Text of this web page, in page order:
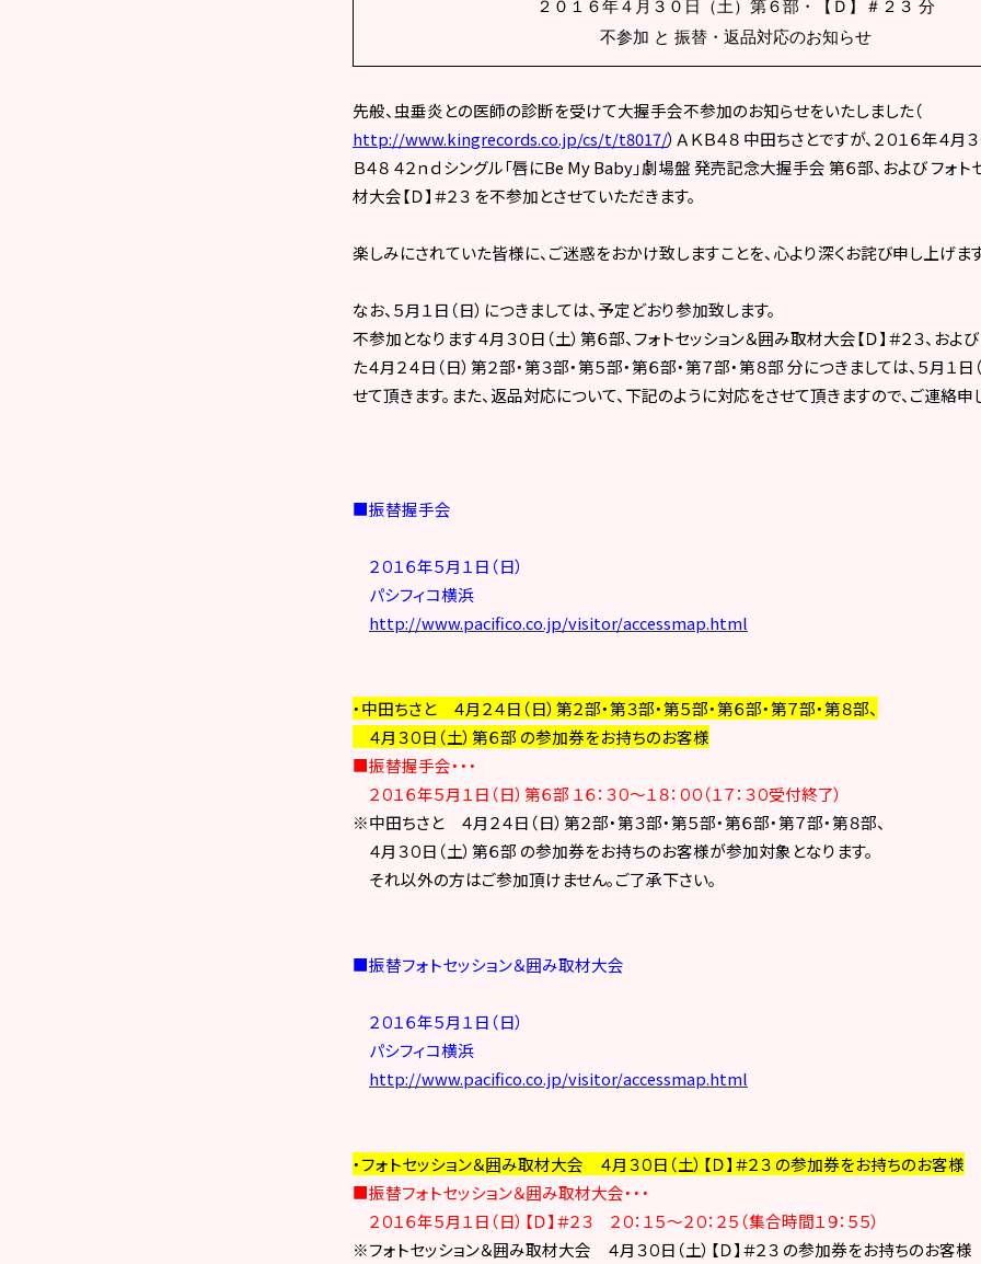
２０１６年４月３０日（土）第６部・【Ｄ】＃２３ 分
不参加 と 振替・返品対応のお知らせ
先般、虫垂炎との医師の診断を受けて大握手会不参加のお知らせをいたしました（
http://www.kingrecords.co.jp/cs/t/t8017/）ＡＫＢ４８ 中田ちさとですが、２０１６年４月
Ｂ４８ ４２ｎｄシングル「唇にBe My Baby」劇場盤 発売記念大握手会 第６部、および フォト
材大会【Ｄ】＃２３ を不参加とさせていただきます。
楽しみにされていた皆様に、ご迷惑をおかけ致しますことを、心より深くお詫び申し上げま
なお、５月１日（日）につきましては、予定どおり参加致します。
不参加となります４月３０日（土）第６部、フォトセッション＆囲み取材大会【Ｄ】＃２３、お
た４月２４日（日）第２部・第３部・第５部・第６部・第７部・第８部 分につきましては、５月１
せて頂きます。また、返品対応について、下記のように対応をさせて頂きますので、ご連絡申
■振替握手会
２０１６年５月１日（日）
パシフィコ横浜
http://www.pacifico.co.jp/visitor/accessmap.html
・中田ちさと ４月２４日（日）第２部・第３部・第５部・第６部・第７部・第８部、
４月３０日（土）第６部 の参加券をお持ちのお客様
■振替握手会・・・
２０１６年５月１日（日）第６部 １６：３０～１８：００（１７：３０受付終了）
※中田ちさと ４月２４日（日）第２部・第３部・第５部・第６部・第７部・第８部、
４月３０日（土）第６部 の参加券をお持ちのお客様が参加対象となります。
それ以外の方はご参加頂けません。ご了承下さい。
■振替フォトセッション＆囲み取材大会
２０１６年５月１日（日）
パシフィコ横浜
http://www.pacifico.co.jp/visitor/accessmap.html
・フォトセッション＆囲み取材大会 ４月３０日（土） 【Ｄ】＃２３ の参加券をお持ちのお客様
■振替フォトセッション＆囲み取材大会・・・
２０１６年５月１日（日）【Ｄ】＃２３ ２０：１５～２０：２５ （集合時間１９：５５）
※フォトセッション＆囲み取材大会 ４月３０日（土） 【Ｄ】＃２３ の参加券をお持ちのお客様